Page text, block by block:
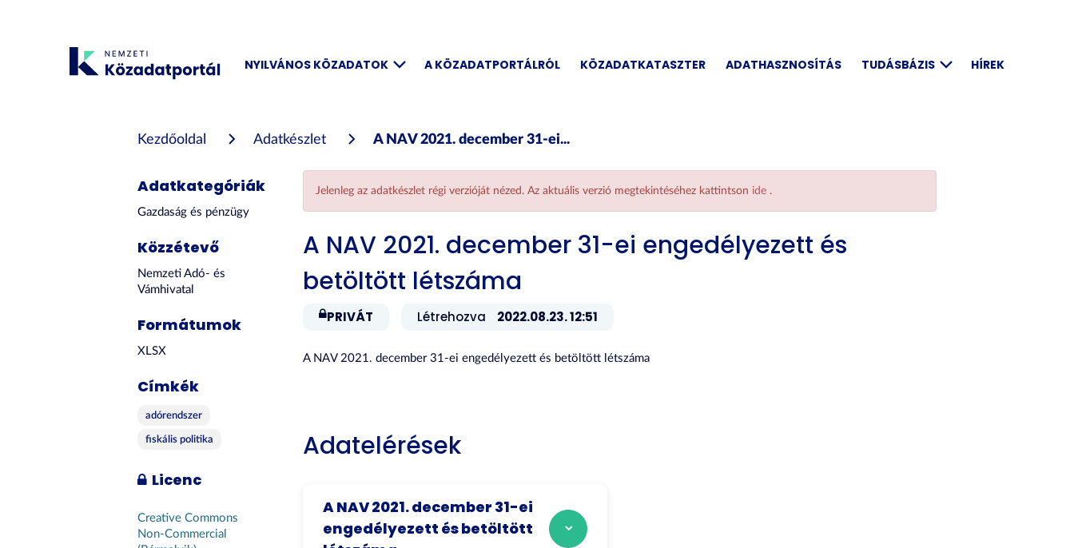
NYILVÁNOS KÖZADATOK A KÖZADATPORTÁLRÓL KÖZADATKATASZTER ADATHASZNOSÍTÁS TUDÁSBÁZIS HÍREK
Kezdőoldal Adatkészlet A NAV 2021. december 31-ei...
Adatkategóriák
Gazdaság és pénzügy
Közzétevő
Nemzeti Adó- és
Vámhivatal
Formátumok
XLSX
Címkék
adórendszer
fiskális politika
Licenc
Creative Commons
Non-Commercial
Jelenleg az adatkészlet régi verzióját nézed. Az aktuális verzió megtekintéséhez kattintson ide .
A NAV 2021. december 31-ei engedélyezett és
betöltött létszáma
PRIVÁT Létrehozva 2022.08.23. 12:51
A NAV 2021. december 31-ei engedélyezett és betöltött létszáma
Adatelérések
A NAV 2021. december 31-ei
engedélyezett és betöltött